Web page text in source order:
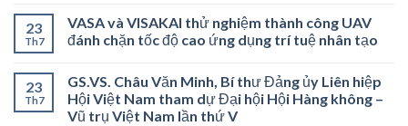
23
Th7
VASA và VISAKAI thử nghiệm thành công UAV
đánh chặn tốc độ cao ứng dụng trí tuệ nhân tạo
23
Th7
GS.VS. Châu Văn Minh, Bí thư Đảng ủy Liên hiệp
Hội Việt Nam tham dự Đại hội Hội Hàng không –
Vũ trụ Việt Nam lần thứ V